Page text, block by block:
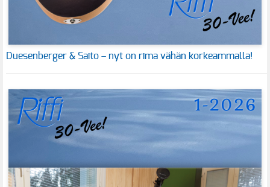
Duesenberger & Saito – nyt on rima vähän korkeammalla!